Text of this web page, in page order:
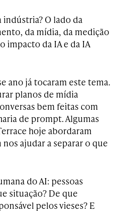
O lado da
da mídia, da medição
impacto da IA e da IA
ano já tocaram este tema.
planos de mídia
bem feitas com
de prompt. Algumas
hoje abordaram
ajudar a separar o que
do AI: pessoas
situação? De que
pelos vieses? E